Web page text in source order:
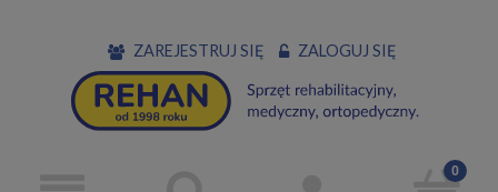
ZAREJESTRUJ SIĘ ZALOGUJ SIĘ